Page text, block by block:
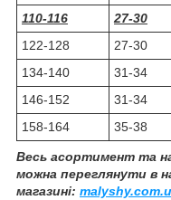
110-116
27-30
122-128
27-30
134-140
31-34
146-152
31-34
158-164
35-38
Весь асортимент та
можна переглянути в
магазині: